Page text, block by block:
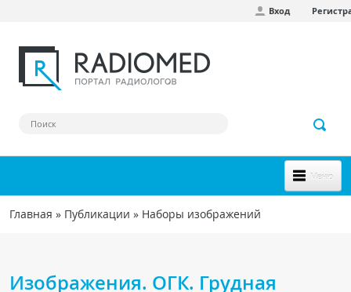
Вход
Меню
НОВОЕ НА САЙТЕ
Вы здесь
Главная » Публикации » Наборы изображений
Изображения. ОГК. Грудная